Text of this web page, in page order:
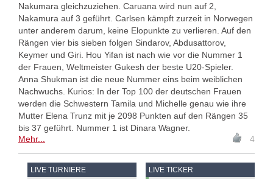
Nakumara gleichzuziehen. Caruana wird nun auf 2,
Nakamura auf 3 geführt. Carlsen kämpft zurzeit in Norwegen
unter anderem darum, keine Elopunkte zu verlieren. Auf den
Rängen vier bis sieben folgen Sindarov, Abdusattorov,
Keymer und Giri. Hou Yifan ist nach wie vor die Nummer 1
der Frauen, Weltmeister Gukesh der beste U20-Spieler.
Anna Shukman ist die neue Nummer eins beim weiblichen
Nachwuchs. Kurios: In der Top 100 der deutschen Frauen
werden die Schwestern Tamila und Michelle genau wie ihre
Mutter Elena Trunz mit je 2098 Punkten auf den Rängen 35
bis 37 geführt. Nummer 1 ist Dinara Wagner.
Mehr...
4
LIVE TURNIERE
LIVE TICKER